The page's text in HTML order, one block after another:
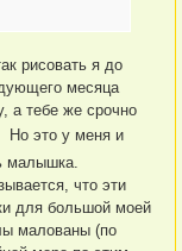
рисовать я до
месяца
а тебе же срочно
Но это у меня и
малышка.
что эти
для большой моей
малованы (по